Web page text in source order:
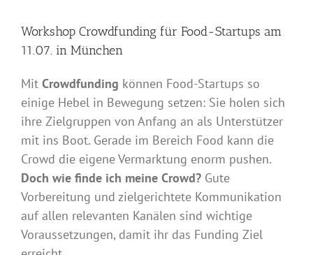
grösseres
Bild
Workshop Crowdfunding für Food-Startups am
11.07. in München
Mit Crowdfunding können Food-Startups so
einige Hebel in Bewegung setzen: Sie holen sich
ihre Zielgruppen von Anfang an als Unterstützer
mit ins Boot. Gerade im Bereich Food kann die
Crowd die eigene Vermarktung enorm pushen.
Doch wie finde ich meine Crowd? Gute
Vorbereitung und zielgerichtete Kommunikation
auf allen relevanten Kanälen sind wichtige
Voraussetzungen, damit ihr das Funding Ziel